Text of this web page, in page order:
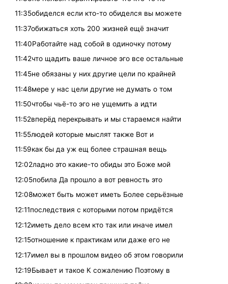
11:35обиделся если кто-то обиделся вы можете
11:37обижаться хоть 200 жизней ещё значит
11:40Работайте над собой в одиночку потому
11:42что щадить ваше личное эго все остальные
11:45не обязаны у них другие цели по крайней
11:48мере у нас цели другие не думать о том
11:50чтобы чьё-то эго не ущемить а идти
11:52вперёд перекрывать и мы стараемся найти
11:55людей которые мыслят также Вот и
11:59как бы да уж ещ более страшная вещь
12:02ладно это какие-то обиды это Боже мой
12:05побила Да прошло а вот ревность это
12:08может быть может иметь Более серьёзные
12:11последствия с которыми потом придётся
12:12иметь дело всем кто так или иначе имел
12:15отношение к практикам или даже его не
12:17имел вы в прошлом видео об этом говорили
12:19Бывает и такое К сожалению Поэтому в